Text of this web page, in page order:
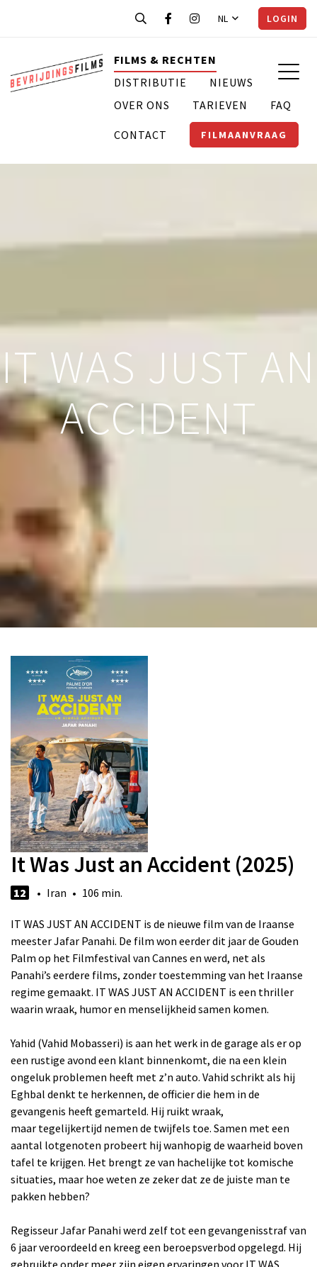
NL LOGIN
FILMS & RECHTEN
DISTRIBUTIE
NIEUWS
OVER ONS
TARIEVEN FAQ
CONTACT FILMAANVRAAG
IT WAS JUST AN
ACCIDENT
It Was Just an Accident (2025)
12 • Iran • 106 min.
IT WAS JUST AN ACCIDENT is de nieuwe film van de Iraanse
meester Jafar Panahi. De film won eerder dit jaar de Gouden
Palm op het Filmfestival van Cannes en werd, net als
Panahi’s eerdere films, zonder toestemming van het Iraanse
regime gemaakt. IT WAS JUST AN ACCIDENT is een thriller
waarin wraak, humor en menselijkheid samen komen.
Yahid (Vahid Mobasseri) is aan het werk in de garage als er op
een rustige avond een klant binnenkomt, die na een klein
ongeluk problemen heeft met z’n auto. Vahid schrikt als hij
Eghbal denkt te herkennen, de officier die hem in de
gevangenis heeft gemarteld. Hij ruikt wraak,
maar tegelijkertijd nemen de twijfels toe. Samen met een
aantal lotgenoten probeert hij wanhopig de waarheid boven
tafel te krijgen. Het brengt ze van hachelijke tot komische
situaties, maar hoe weten ze zeker dat ze de juiste man te
pakken hebben?
Regisseur Jafar Panahi werd zelf tot een gevangenisstraf van
6 jaar veroordeeld en kreeg een beroepsverbod opgelegd. Hij